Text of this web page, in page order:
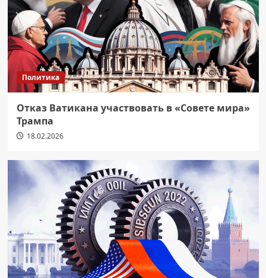
Политика
Отказ Ватикана участвовать в «Совете мира»
Трампа
18.02.2026